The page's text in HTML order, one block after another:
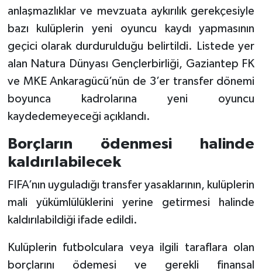
anlaşmazlıklar ve mevzuata aykırılık gerekçesiyle
bazı kulüplerin yeni oyuncu kaydı yapmasının
geçici olarak durdurulduğu belirtildi. Listede yer
alan Natura Dünyası Gençlerbirliği, Gaziantep FK
ve MKE Ankaragücü’nün de 3’er transfer dönemi
boyunca kadrolarına yeni oyuncu
kaydedemeyeceği açıklandı.
Borçların ödenmesi halinde
kaldırılabilecek
FIFA’nın uyguladığı transfer yasaklarının, kulüplerin
mali yükümlülüklerini yerine getirmesi halinde
kaldırılabildiği ifade edildi.
Kulüplerin futbolculara veya ilgili taraflara olan
borçlarını ödemesi ve gerekli finansal